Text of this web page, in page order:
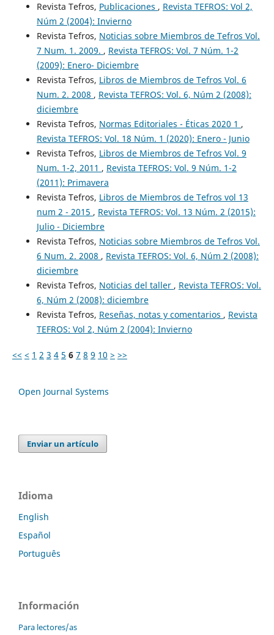
Revista Tefros, Publicaciones , Revista TEFROS: Vol 2,
Núm 2 (2004): Invierno
Revista Tefros, Noticias sobre Miembros de Tefros Vol.
7 Num. 1. 2009. , Revista TEFROS: Vol. 7 Núm. 1-2
(2009): Enero- Diciembre
Revista Tefros, Libros de Miembros de Tefros Vol. 6
Num. 2. 2008 , Revista TEFROS: Vol. 6, Núm 2 (2008):
diciembre
Revista Tefros, Normas Editoriales - Éticas 2020 1 ,
Revista TEFROS: Vol. 18 Núm. 1 (2020): Enero - Junio
Revista Tefros, Libros de Miembros de Tefros Vol. 9
Num. 1-2, 2011 , Revista TEFROS: Vol. 9 Núm. 1-2
(2011): Primavera
Revista Tefros, Libros de Miembros de Tefros vol 13
num 2 - 2015 , Revista TEFROS: Vol. 13 Núm. 2 (2015):
Julio - Diciembre
Revista Tefros, Noticias sobre Miembros de Tefros Vol.
6 Num. 2. 2008 , Revista TEFROS: Vol. 6, Núm 2 (2008):
diciembre
Revista Tefros, Noticias del taller , Revista TEFROS: Vol.
6, Núm 2 (2008): diciembre
Revista Tefros, Reseñas, notas y comentarios , Revista
TEFROS: Vol 2, Núm 2 (2004): Invierno
<< < 1 2 3 4 5 6 7 8 9 10 > >>
Open Journal Systems
Enviar un artículo
Idioma
English
Español
Português
Información
Para lectores/as